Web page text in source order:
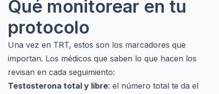
Qué monitorear en tu
protocolo
Una vez en TRT, estos son los marcadores que
importan. Los médicos que saben lo que hacen los
revisan en cada seguimiento:
Testosterona total y libre: el número total te da el